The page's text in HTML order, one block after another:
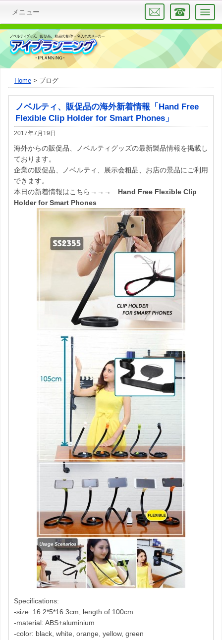
メニュー
Home ブログ
ノベルティ、販促品の海外新着情報「Hand Free
Flexible Clip Holder for Smart Phones」
2017年7月19日
海外からの販促品、ノベルティグッズの最新製品情報を掲載し
ております。
企業の販促品、ノベルティ、展示会粗品、お店の景品にご利用
できます。
本日の新着情報はこちら→→→ Hand Free Flexible Clip
Holder for Smart Phones
Specifications:
-size: 16.2*5*16.3cm, length of 100cm
-material: ABS+aluminium
-color: black, white, orange, yellow, green